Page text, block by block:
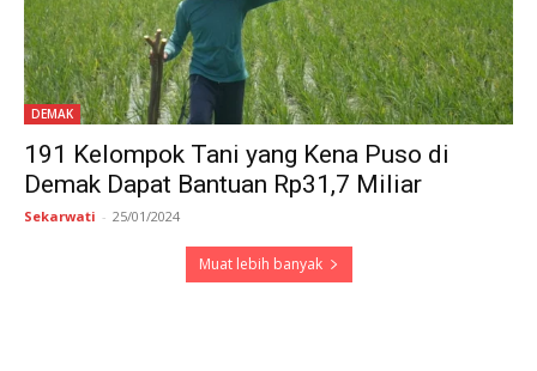
DEMAK
191 Kelompok Tani yang Kena Puso di
Demak Dapat Bantuan Rp31,7 Miliar
Sekarwati - 25/01/2024
Muat lebih banyak